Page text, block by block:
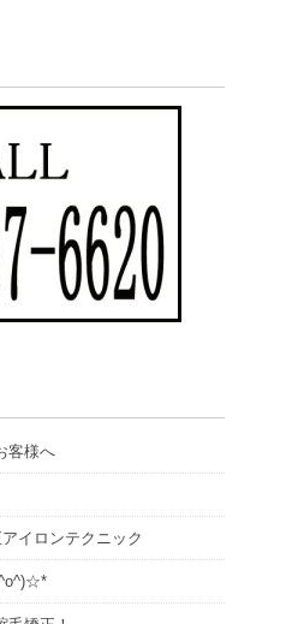
客様へ
イロンテクニック